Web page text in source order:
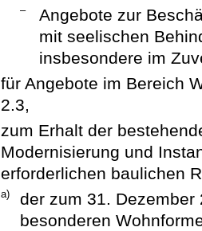
–
Angebote zur
mit seelischen
insbesondere im
für Angebote im Bereich
2.3,
zum Erhalt der
Modernisierung und
erforderlichen baulichen
a)
der zum 31. Dezember
besonderen